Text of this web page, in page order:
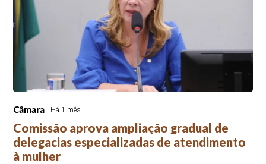
Câmara Há 1 mês
Comissão aprova ampliação gradual de
delegacias especializadas de atendimento
à mulher